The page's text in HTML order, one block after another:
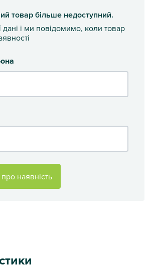
товар більше недоступний.
дані і ми повідомимо, коли товар
наявність